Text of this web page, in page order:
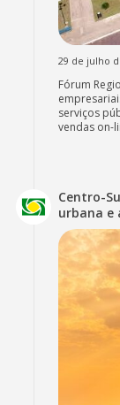
29 de julho
Fórum
serviços
vendas on-
Centro-
urbana e